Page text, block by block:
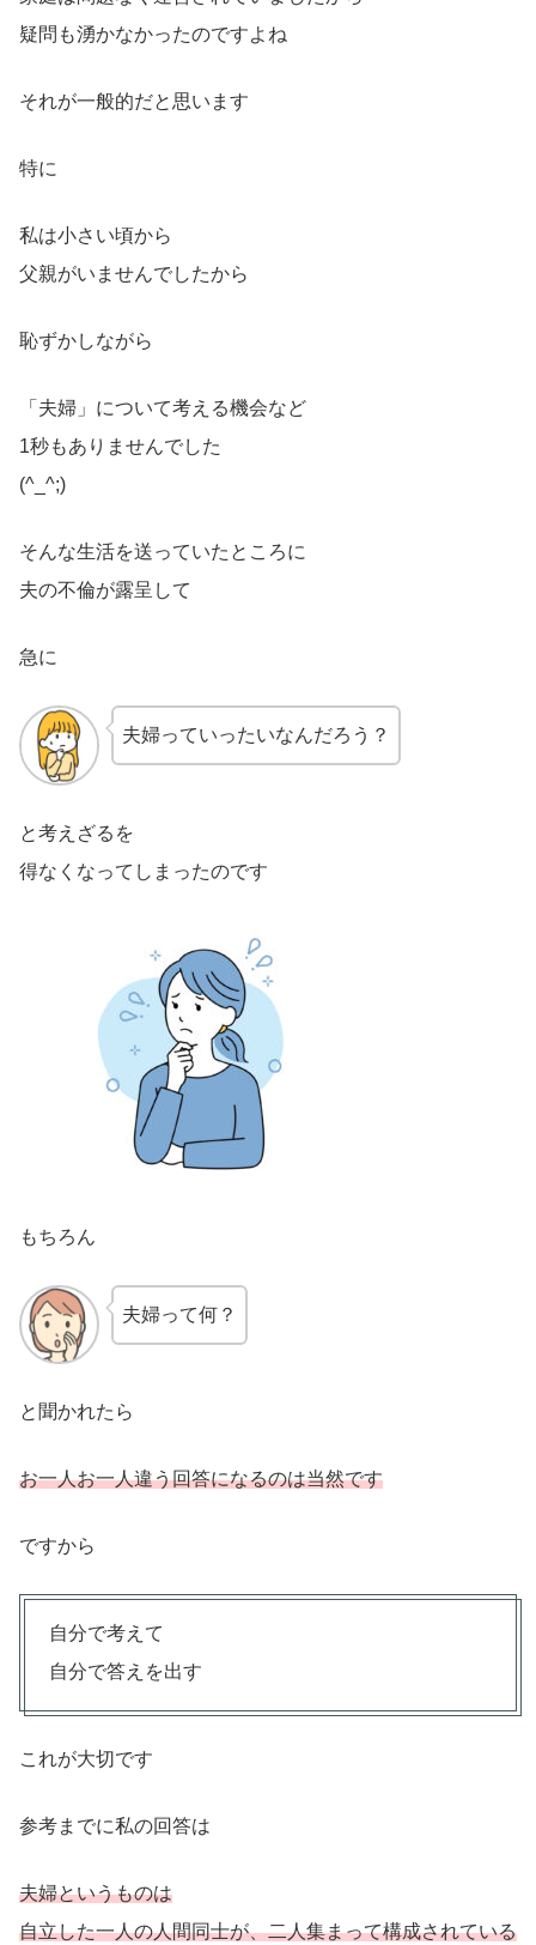
疑問も湧かなかったのですよね
それが一般的だと思います
特に
私は小さい頃から
父親がいませんでしたから
恥ずかしながら
「夫婦」について考える機会など
1秒もありませんでした
(^_^;)
そんな生活を送っていたところに
夫の不倫が露呈して
急に
夫婦っていったいなんだろう？
と考えざるを
得なくなってしまったのです
もちろん
夫婦って何？
と聞かれたら
お一人お一人違う回答になるのは当然です
ですから
自分で考えて
自分で答えを出す
これが大切です
参考までに私の回答は
夫婦というものは
自立した一人の人間同士が、二人集まって構成されている